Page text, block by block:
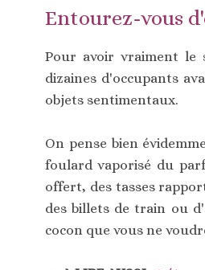
Entourez-vous
Pour avoir vraiment le
dizaines d'occupants
objets sentimentaux.
On pense bien
foulard vaporisé du
offert, des tasses
des billets de train ou
cocon que vous ne